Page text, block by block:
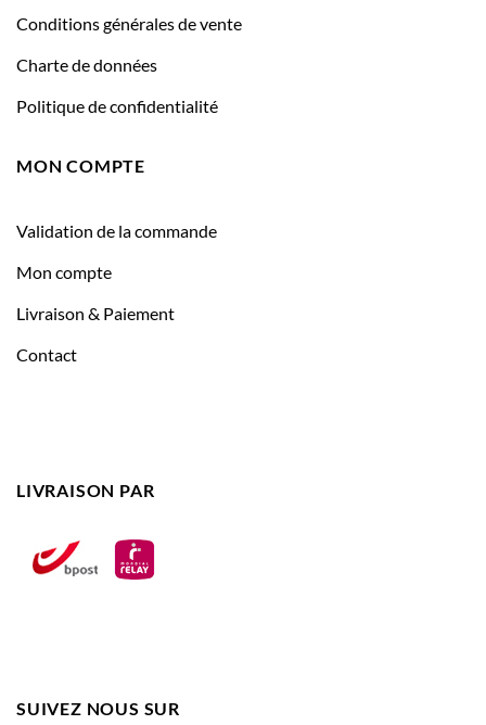
Conditions générales de vente
Charte de données
Politique de confidentialité
MON COMPTE
Validation de la commande
Mon compte
Livraison & Paiement
Contact
LIVRAISON PAR
SUIVEZ NOUS SUR